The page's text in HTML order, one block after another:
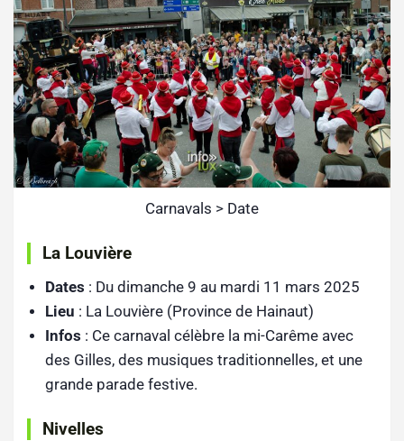
Carnavals > Date
La Louvière
Dates : Du dimanche 9 au mardi 11 mars 2025
Lieu : La Louvière (Province de Hainaut)
Infos : Ce carnaval célèbre la mi-Carême avec
des Gilles, des musiques traditionnelles, et une
grande parade festive.
Nivelles